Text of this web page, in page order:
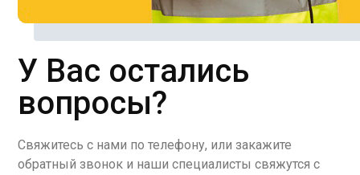
У Вас остались
вопросы?
Свяжитесь с нами по телефону, или закажите
обратный звонок и наши специалисты свяжутся с